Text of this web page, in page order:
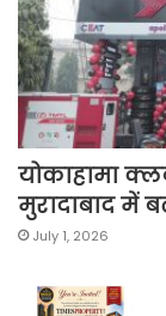
योकाहामा
मुरादाबाद में
July 1, 2026